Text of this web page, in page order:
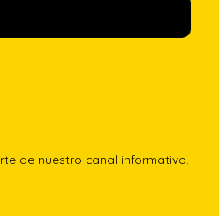
de nuestro canal informativo.